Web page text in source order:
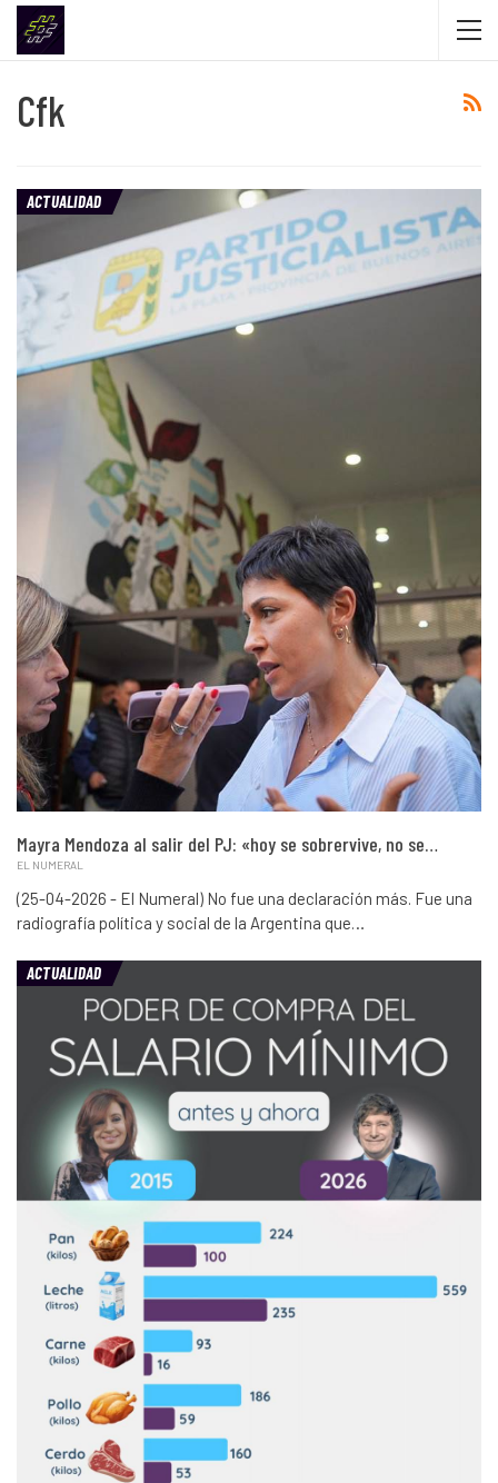
Cfk
ACTUALIDAD
Mayra Mendoza al salir del PJ: «hoy se sobrervive, no se…
EL NUMERAL
(25-04-2026 - El Numeral) No fue una declaración más. Fue una
radiografía política y social de la Argentina que…
ACTUALIDAD